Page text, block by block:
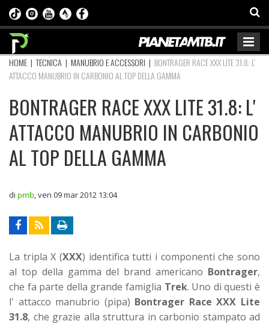
HOME |TECNICA | MANUBRIO E ACCESSORI | BONTRAGER RACE XXX LITE 31.8: L'
ATTACCO MANUBRIO IN CARBONIO AL TOP DELLA GAMMA
BONTRAGER RACE XXX LITE 31.8: L'
ATTACCO MANUBRIO IN CARBONIO
AL TOP DELLA GAMMA
di pmb ven 09 mar 2012 13:04
La tripla X (XXX) identifica tutti i componenti che sono
al top della gamma del brand americano Bontrager,
che fa parte della grande famiglia Trek. Uno di questi è
l' attacco manubrio (pipa) Bontrager Race XXX Lite
31.8, che grazie alla struttura in carbonio stampato ad